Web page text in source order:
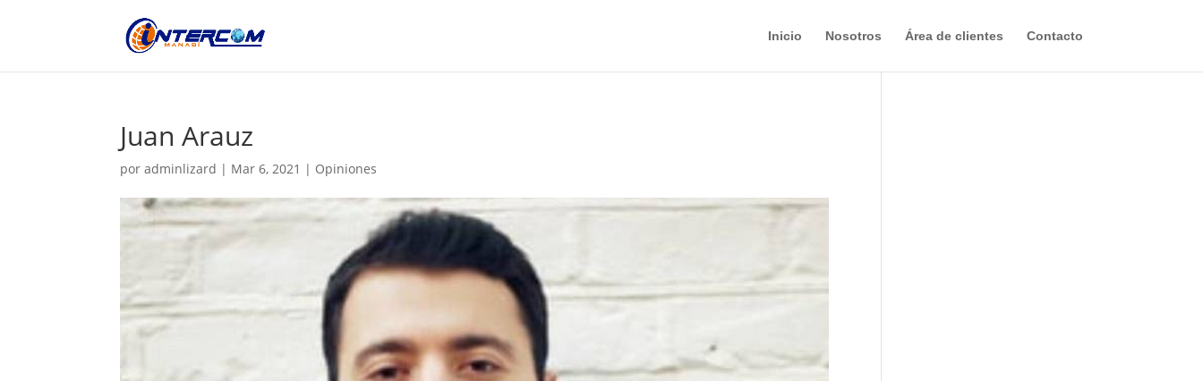
Inicio Nosotros Área de clientes Contacto
Juan Arauz
poradminlizard | Mar 6, 2021 | Opiniones